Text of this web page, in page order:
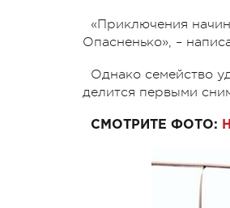
«Приключения
Опасненько», –
Однако семейство
делится первыми
СМОТРИТЕ ФОТО: